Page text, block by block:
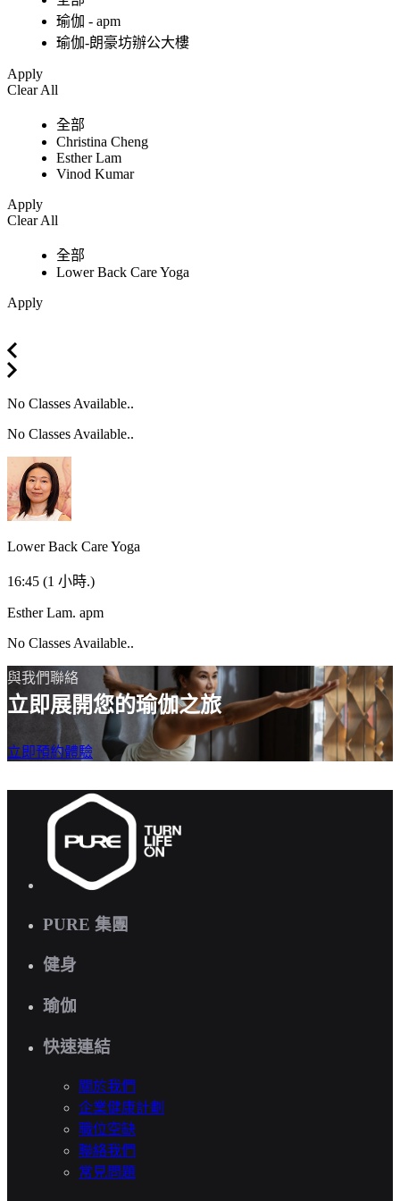
瑜伽 - apm
瑜伽-朗豪坊辦公大樓
Apply
Clear All
全部
Christina Cheng
Esther Lam
Vinod Kumar
Apply
Clear All
全部
Lower Back Care Yoga
Apply
No Classes Available..
No Classes Available..
Lower Back Care Yoga
16:45 (1 小時.)
Esther Lam. apm
No Classes Available..
與我們聯絡
立即展開您的瑜伽之旅
立即預約體驗
PURE 集團
健身
瑜伽
快速連結
關於我們
企業健康計劃
職位空缺
聯絡我們
常見問題